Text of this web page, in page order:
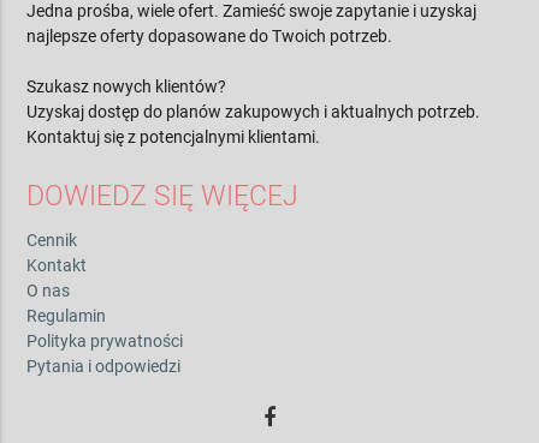
Jedna prośba, wiele ofert. Zamieść swoje zapytanie i uzyskaj
najlepsze oferty dopasowane do Twoich potrzeb.
Szukasz nowych klientów?
Uzyskaj dostęp do planów zakupowych i aktualnych potrzeb.
Kontaktuj się z potencjalnymi klientami.
DOWIEDZ SIĘ WIĘCEJ
Cennik
Kontakt
O nas
Regulamin
Polityka prywatności
Pytania i odpowiedzi